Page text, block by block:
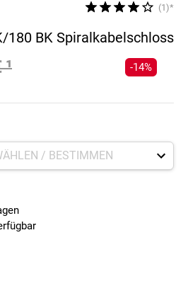
(1)*
180 BK Spiralkabelschloss
¹ -14%